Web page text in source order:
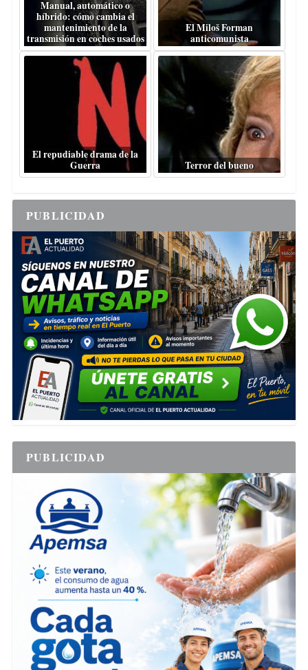
Manual, automático o
híbrido: cómo cambia el
mantenimiento de la
transmisión en coches usados
El Miloš Forman
anticomunista
El repudiable drama de la
Guerra
Terror del bueno
PUBLICIDAD
PUBLICIDAD